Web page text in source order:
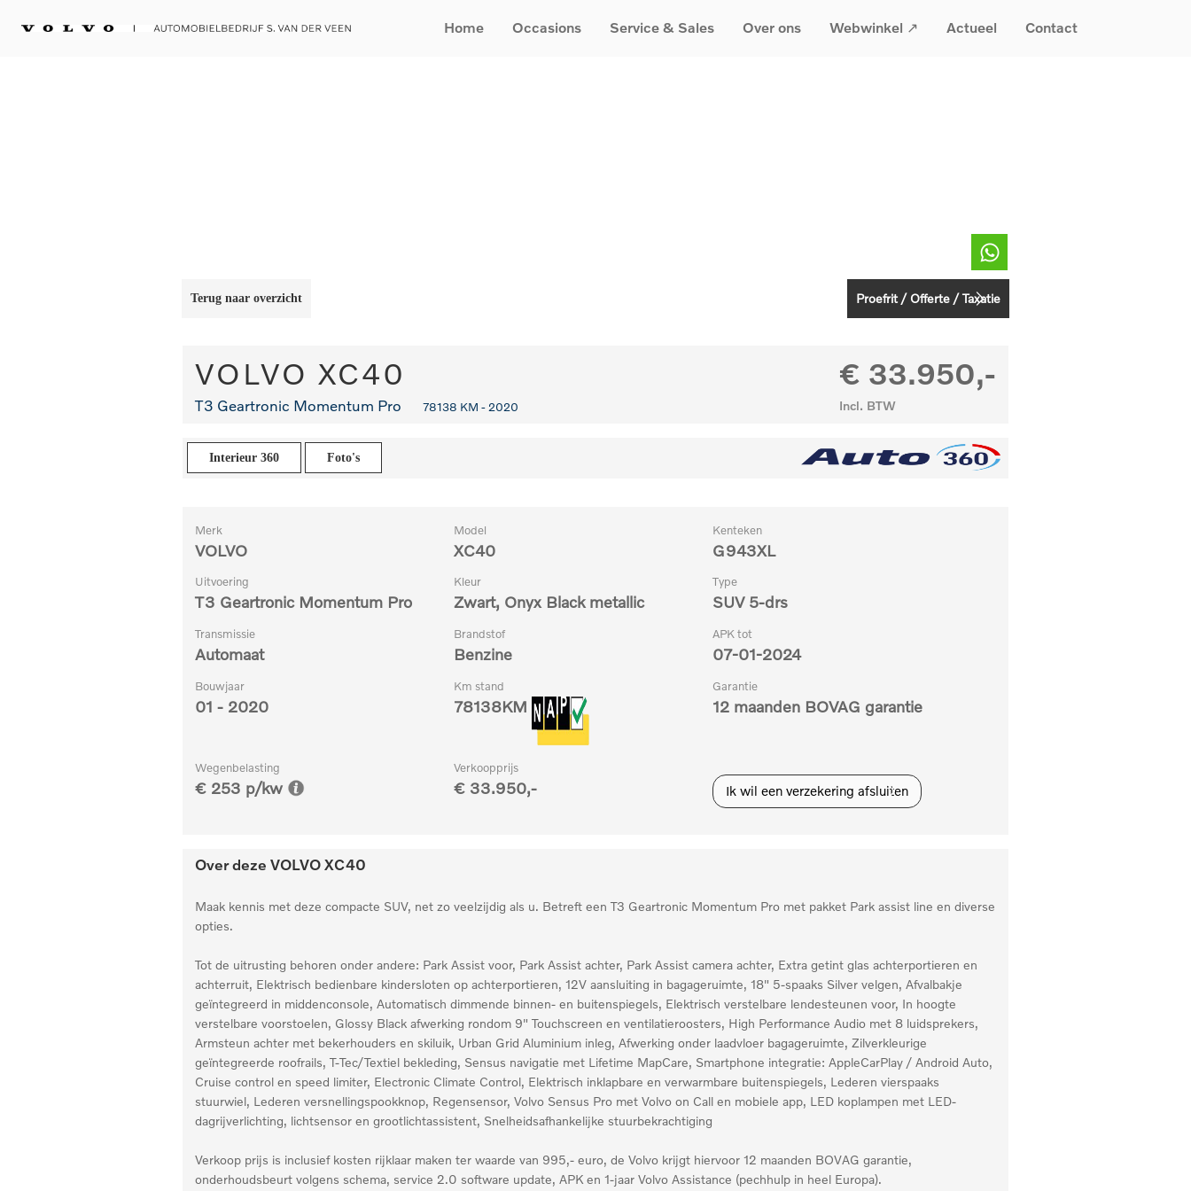
Home Occasions Service & Sales Over ons Webwinkel ↗ Actueel Contact
Terug naar overzicht Proefrit / Offerte / Taxatie
VOLVO XC40
T3 Geartronic Momentum Pro 78138 KM - 2020
€ 33.950,-
Incl. BTW
Merk
VOLVO
Model
XC40
Kenteken
G943XL
Uitvoering
T3 Geartronic Momentum Pro
Kleur
Zwart, Onyx Black metallic
Type
SUV 5-drs
Transmissie
Automaat
Brandstof
Benzine
APK tot
07-01-2024
Bouwjaar
01 - 2020
Km stand
78138KM
Garantie
12 maanden BOVAG garantie
Wegenbelasting
€ 253 p/kw
Verkoopprijs
€ 33.950,- Ik wil een verzekering afsluiten
Interieur 360 Foto's
Over deze VOLVO XC40
Maak kennis met deze compacte SUV, net zo veelzijdig als u. Betreft een T3 Geartronic Momentum Pro met pakket Park assist line en diverse
opties.
Tot de uitrusting behoren onder andere: Park Assist voor, Park Assist achter, Park Assist camera achter, Extra getint glas achterportieren en
achterruit, Elektrisch bedienbare kindersloten op achterportieren, 12V aansluiting in bagageruimte, 18" 5-spaaks Silver velgen, Afvalbakje
geïntegreerd in middenconsole, Automatisch dimmende binnen- en buitenspiegels, Elektrisch verstelbare lendesteunen voor, In hoogte
verstelbare voorstoelen, Glossy Black afwerking rondom 9" Touchscreen en ventilatieroosters, High Performance Audio met 8 luidsprekers,
Armsteun achter met bekerhouders en skiluik, Urban Grid Aluminium inleg, Afwerking onder laadvloer bagageruimte, Zilverkleurige
geïntegreerde roofrails, T-Tec/Textiel bekleding, Sensus navigatie met Lifetime MapCare, Smartphone integratie: AppleCarPlay / Android Auto,
Cruise control en speed limiter, Electronic Climate Control, Elektrisch inklapbare en verwarmbare buitenspiegels, Lederen vierspaaks
stuurwiel, Lederen versnellingspookknop, Regensensor, Volvo Sensus Pro met Volvo on Call en mobiele app, LED koplampen met LED-
dagrijverlichting, lichtsensor en grootlichtassistent, Snelheidsafhankelijke stuurbekrachtiging
Verkoop prijs is inclusief kosten rijklaar maken ter waarde van 995,- euro, de Volvo krijgt hiervoor 12 maanden BOVAG garantie,
onderhoudsbeurt volgens schema, service 2.0 software update, APK en 1-jaar Volvo Assistance (pechhulp in heel Europa).